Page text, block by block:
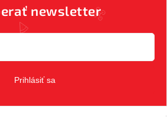
newsletter
Prihlásiť sa